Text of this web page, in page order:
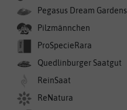
Pegasus Dream Gardens
Pilzmännchen
ProSpecieRara
Quedlinburger Saatgut
ReinSaat
ReNatura